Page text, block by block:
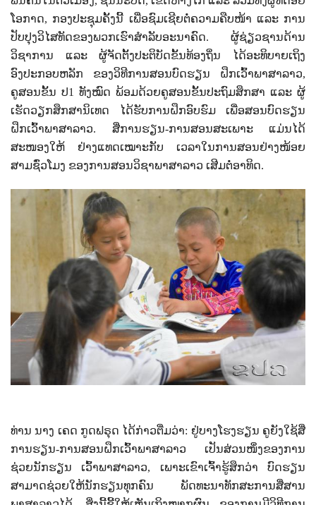
ໂອກາດ, ກອງປະຊຸມຄັ້ງນີ້ ເພື່ອຊົມເຊີຍຕໍ່ຄວາມຄືບໜ້າ ແລະ ການ
ປັບປຸງວິໄສທັດຂອງພວກເຮົາສຳລັບອະນາຄົດ. ຜູ້ຊ່ຽວຊານດ້ານ
ວິຊາການ ແລະ ຜູ້ຈັດຕັ້ງປະຕິບັດຂັ້ນທ້ອງຖິ່ນ ໄດ້ອະທິບາຍເຖິງ
ອົງປະກອບຫລັກ ຂອງວິທີການສອນບົດຮຽນ ຝຶກເວົ້າພາສາລາວ,
ຄູສອນຂັ້ນ ປ1 ທັງໝົດ ພ້ອມດ້ວຍຄູສອນຂັ້ນປະຖົມສຶກສາ ແລະ ຜູ້
ເຮັດວຽກສຶກສານິເທດ ໄດ້ຮັບການຝຶກອົບຮົມ ເພື່ອສອນບົດຮຽນ
ຝຶກເວົ້າພາສາລາວ. ສື່ການຮຽນ-ການສອນສະເພາະ ແມ່ນໄດ້
ສະໜອງໃຫ້ ຢ່າງແທດເໝາະກັບ ເວລາໃນການສອນຢ່າງໜ້ອຍ
ສາມຊົ່ວໂມງ ຂອງການສອນວິຊາພາສາລາວ ເສີມຕໍ່ອາທິດ.
ທ່ານ ນາງ ເຄດ ກູດຟຣຸດ ໄດ້ກ່າວຕື່ມວ່າ: ຢູ່ບາງໂຮງຮຽນ ຄູຍັງໃຊ້ສື່
ການຮຽນ-ການສອນຝຶກເວົ້າພາສາລາວ ເປັນສ່ວນໜຶ່ງຂອງການ
ຊ່ວຍນັກຮຽນ ເວົ້າພາສາລາວ, ເພາະເຂົາເຈົ້າຮູ້ສຶກວ່າ ບົດຮຽນ
ສາມາດຊ່ວຍໃຫ້ນັກຮຽນທຸກຄົນ ພັດທະນາທັກສະການສື່ສານ